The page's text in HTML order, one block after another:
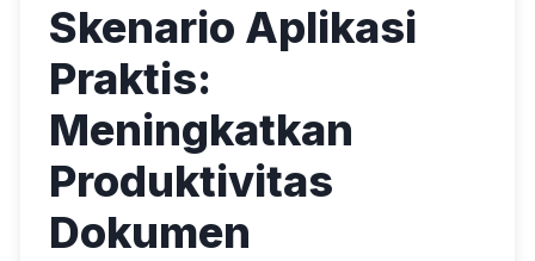
Skenario Aplikasi
Praktis:
Meningkatkan
Produktivitas
Dokumen